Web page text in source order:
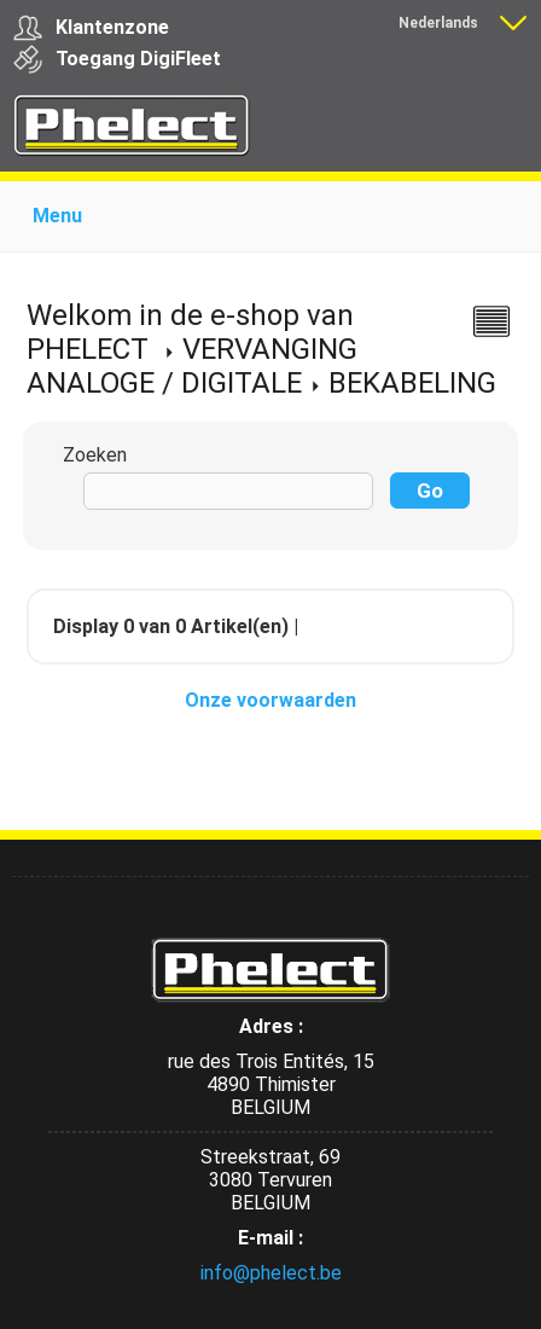
Klantenzone
Toegang DigiFleet
Nederlands
Menu
Producten voor transporteurs
Opleiding
Nieuws
Ondersteuning
Download Links Contact
Welkom in de e-shop van
PHELECT
VERVANGING
ANALOGE / DIGITALE
BEKABELING
Zoeken
Display 0 van 0 Artikel(en) |
Onze voorwaarden
Adres :
rue des Trois Entités, 15
4890 Thimister
BELGIUM
Streekstraat, 69
3080 Tervuren
BELGIUM
E-mail :
info@phelect.be